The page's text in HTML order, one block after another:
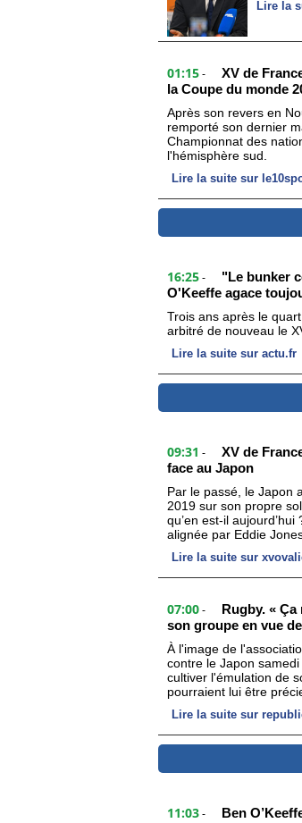
Lire la
01:15 -
XV de
la Coupe du monde
Après son revers en
remporté son dernier
Championnat des
l'hémisphère sud.
Lire la suite sur
16:25 -
"Le bunker
O'Keeffe agace
Trois ans après le
arbitré de nouveau le
Lire la suite sur actu.fr
09:31 -
XV de
face au Japon
Par le passé, le Japon
2019 sur son propre
qu’en est-il
alignée par Eddie
Lire la suite sur
07:00 -
Rugby. «
son groupe en vue
À l'image de
contre le Japon
cultiver l'émulation de
pourraient lui être
Lire la suite sur
11:03 - Ben